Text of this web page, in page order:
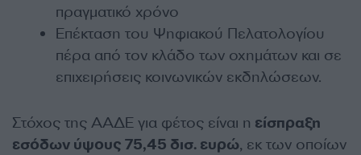
πραγματικό χρόνο
Επέκταση του Ψηφιακού Πελατολογίου
πέρα από τον κλάδο των οχημάτων και σε
επιχειρήσεις κοινωνικών εκδηλώσεων.
Στόχος της ΑΑΔΕ για φέτος είναι η είσπραξη
εσόδων ύψους 75,45 δισ. ευρώ, εκ των οποίων